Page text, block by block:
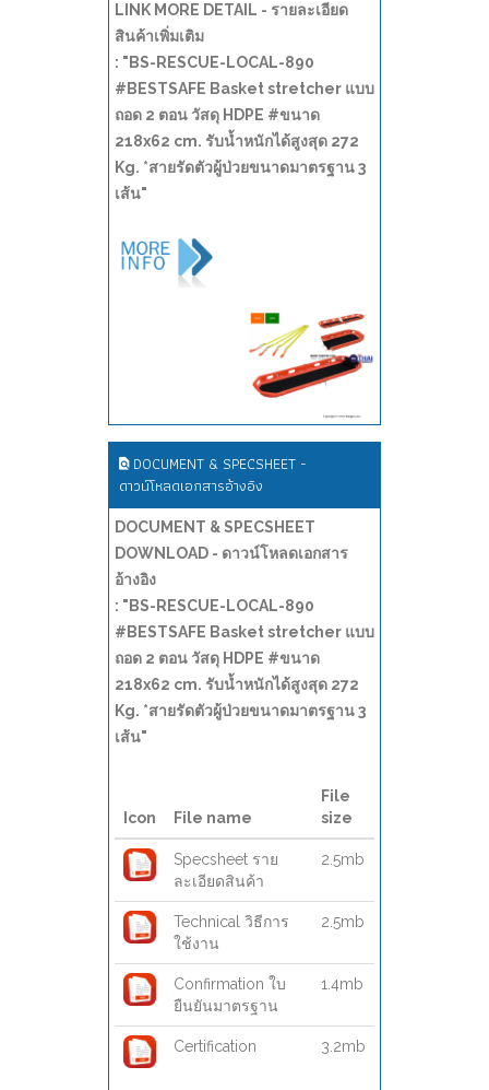
LINK MORE DETAIL - รายละเอียด
สินค้าเพิ่มเติม
: "BS-RESCUE-LOCAL-890
#BESTSAFE Basket stretcher แบบ
ถอด 2 ตอน วัสดุ HDPE #ขนาด
218x62 cm. รับน้ำหนักได้สูงสุด 272
Kg. *สายรัดตัวผู้ป่วยขนาดมาตรฐาน 3
เส้น"
DOCUMENT & SPECSHEET -
ดาวน์โหลดเอกสารอ้างอิง
DOCUMENT & SPECSHEET
DOWNLOAD - ดาวน์โหลดเอกสาร
อ้างอิง
: "BS-RESCUE-LOCAL-890
#BESTSAFE Basket stretcher แบบ
ถอด 2 ตอน วัสดุ HDPE #ขนาด
218x62 cm. รับน้ำหนักได้สูงสุด 272
Kg. *สายรัดตัวผู้ป่วยขนาดมาตรฐาน 3
เส้น"
Icon File name
File
size
Specsheet ราย
ละเอียดสินค้า
2.5mb
Technical วิธีการ
ใช้งาน
2.5mb
Confirmation ใบ
ยืนยันมาตรฐาน
1.4mb
Certification 3.2mb